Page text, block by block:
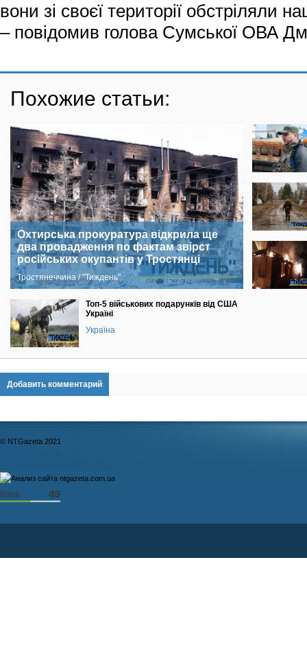
вони зі своєї території обстріляли
– повідомив голова Сумської ОВА
Похожие статьи:
Охтирська прокуратура відкрила ще
два провадження по фактам звірст
російських окупантів у Тростянці
Тростянеччина / "Тиждень"
Топ-5 військових подарунків від США
Україні
Україна
Добавить комментарий
© NTGazeta 2021